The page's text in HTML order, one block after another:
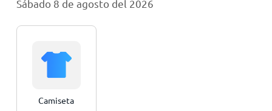
Sábado 8 de agosto del 2026
Camiseta